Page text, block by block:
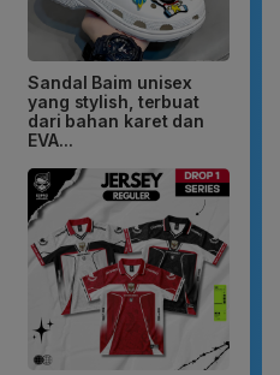
Sandal Baim unisex
yang stylish, terbuat
dari bahan karet dan
EVA...